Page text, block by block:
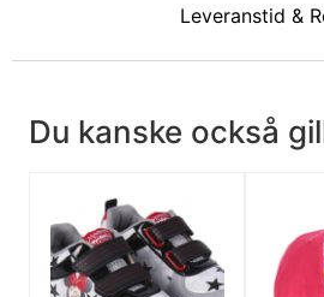
Leveranstid &
Du kanske också